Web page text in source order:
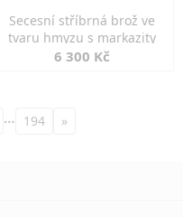
Secesní stříbrná brož ve
tvaru hmyzu s markazity
6 300 Kč
… 194 »